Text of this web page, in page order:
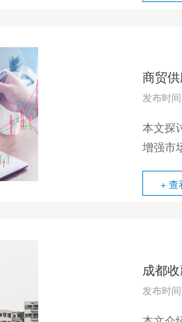
商贸
发布时
本文探
增强市
+ 查
成都
发布时